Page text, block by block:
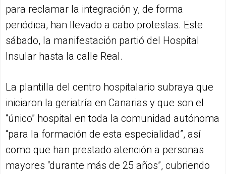
para reclamar la integración y, de forma
periódica, han llevado a cabo protestas. Este
sábado, la manifestación partió del Hospital
Insular hasta la calle Real.
La plantilla del centro hospitalario subraya que
iniciaron la geriatría en Canarias y que son el
“único” hospital en toda la comunidad autónoma
“para la formación de esta especialidad”, así
como que han prestado atención a personas
mayores “durante más de 25 años”, cubriendo